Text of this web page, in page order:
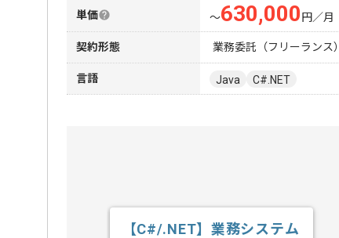
単価 〜630,000 円／月
契約形態 業務委託（フリーランス）
言語 Java C#.NET
【C#/.NET】業務システム